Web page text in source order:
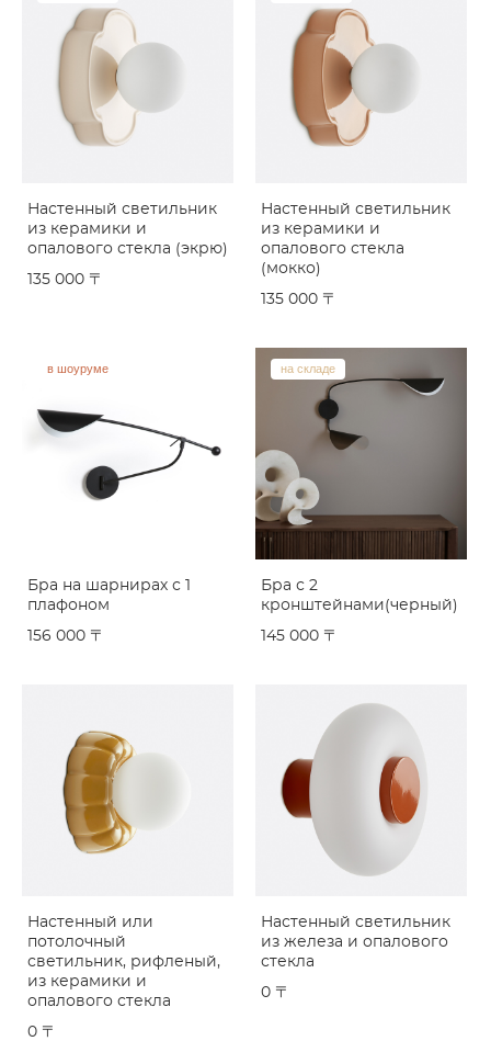
Настенный светильник
из керамики и
опалового стекла (экрю)
135 000 〒
Настенный светильник
из керамики и
опалового стекла
(мокко)
135 000 〒
в шоуруме
Бра на шарнирах с 1
плафоном
156 000 〒
на складе
Бра с 2
кронштейнами(черный)
145 000 〒
Настенный или
потолочный
светильник, рифленый,
из керамики и
опалового стекла
0 〒
Настенный светильник
из железа и опалового
стекла
0 〒